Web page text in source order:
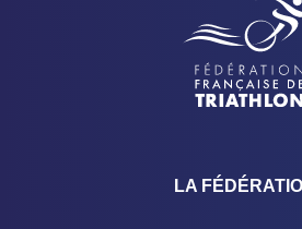
LA